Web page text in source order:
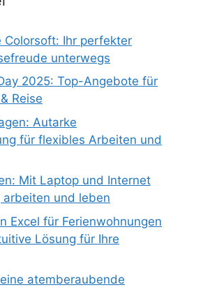
Colorsoft: Ihr perfekter
unterwegs
2025: Top-Angebote für
Reise
Autarke
für flexibles Arbeiten und
Mit Laptop und Internet
und leben
Excel für Ferienwohnungen
Lösung für Ihre
atemberaubende